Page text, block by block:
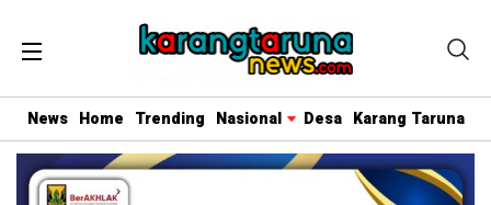
News Home Trending Nasional Desa Karang Taruna